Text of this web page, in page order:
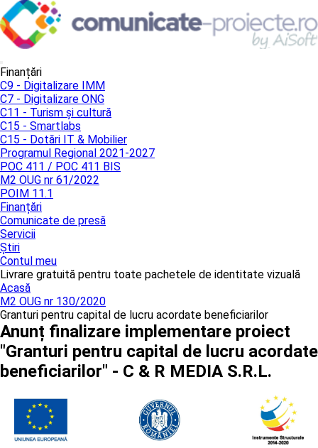
Finanțări
C9 - Digitalizare IMM
C7 - Digitalizare ONG
C11 - Turism și cultură
C15 - Smartlabs
C15 - Dotări IT & Mobilier
Programul Regional 2021-2027
POC 411 / POC 411 BIS
M2 OUG nr 61/2022
POIM 11.1
Finanțări
Comunicate de presă
Servicii
Știri
Contul meu
Livrare gratuită pentru toate pachetele de identitate vizuală
Acasă
M2 OUG nr 130/2020
Granturi pentru capital de lucru acordate beneficiarilor
Anunț finalizare implementare proiect
"Granturi pentru capital de lucru acordate
beneficiarilor" - C & R MEDIA S.R.L.